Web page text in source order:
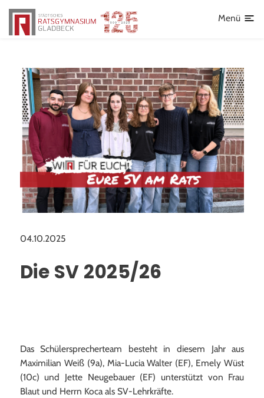
Menü
Fächer
Beratung
Schullaufbahn
Beruf und Studium
Schulcoaching
Medienscouts
Fahrten
Frankreichaustausch
04.10.2025
Die SV 2025/26
Das Schülersprecherteam besteht in diesem Jahr aus
Maximilian Weiß (9a), Mia-Lucia Walter (EF), Emely Wüst
(10c) und Jette Neugebauer (EF) unterstützt von Frau
Blaut und Herrn Koca als SV-Lehrkräfte.